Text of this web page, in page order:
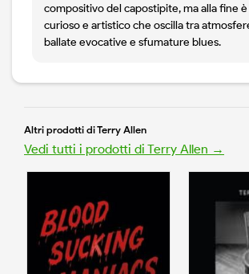
compositivo del capostipite, ma alla fine
curioso e artistico che oscilla tra
ballate evocative e sfumature blues.
Altri prodotti di Terry Allen
Vedi tutti i prodotti di Terry Allen →